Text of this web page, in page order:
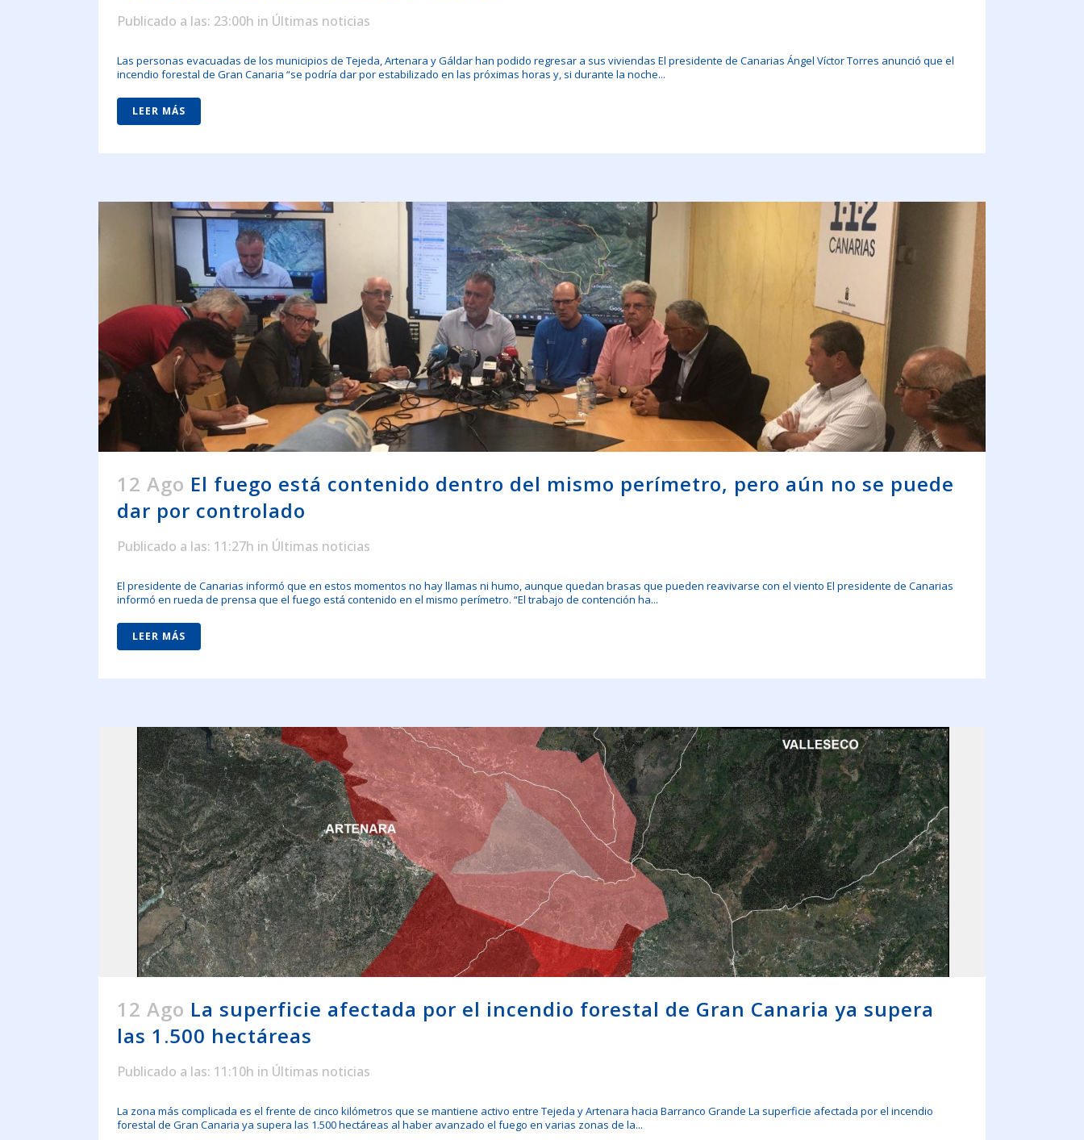
Publicado a las: 23:00h in Últimas noticias
Las personas evacuadas de los municipios de Tejeda, Artenara y Gáldar han podido regresar a sus viviendas El presidente de Canarias Ángel Víctor Torres anunció que el
incendio forestal de Gran Canaria “se podría dar por estabilizado en las próximas horas y, si durante la noche...
LEER MÁS
12 Ago El fuego está contenido dentro del mismo perímetro, pero aún no se puede
dar por controlado
Publicado a las: 11:27h in Últimas noticias
El presidente de Canarias informó que en estos momentos no hay llamas ni humo, aunque quedan brasas que pueden reavivarse con el viento El presidente de Canarias
informó en rueda de prensa que el fuego está contenido en el mismo perímetro. “El trabajo de contención ha...
LEER MÁS
12 Ago La superficie afectada por el incendio forestal de Gran Canaria ya supera
las 1.500 hectáreas
Publicado a las: 11:10h in Últimas noticias
La zona más complicada es el frente de cinco kilómetros que se mantiene activo entre Tejeda y Artenara hacia Barranco Grande La superficie afectada por el incendio
forestal de Gran Canaria ya supera las 1.500 hectáreas al haber avanzado el fuego en varias zonas de la...